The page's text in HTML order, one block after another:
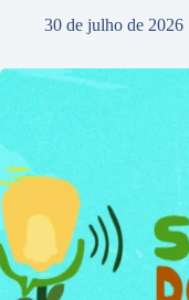
30 de julho de 2026